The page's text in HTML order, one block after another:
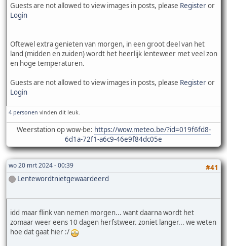
Guests are not allowed to view images in posts, please Registeror
Login
Oftewel extra genieten van morgen, in een groot deel van het
land (midden en zuiden) wordt het heerlijk lenteweer met veel zon
en hoge temperaturen.
Guests are not allowed to view images in posts, please Registeror
Login
4 personen vinden dit leuk.
Weerstation op wow-be: https://wow.meteo.be/?id=019f6fd8-
6d1a-72f1-a6c9-46e9f84dc05e
wo 20 mrt 2024 - 00:39
#41
Lentewordtnietgewaardeerd
idd maar flink van nemen morgen... want daarna wordt het
zomaar weer eens 10 dagen herfstweer. zoniet langer... we weten
hoe dat gaat hier :/